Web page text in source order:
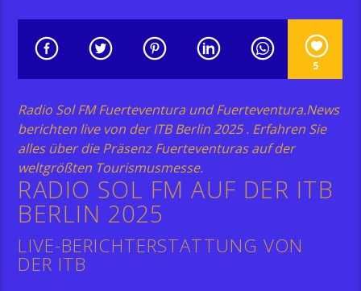
5
Radio Sol FM Fuerteventura und Fuerteventura.News
berichten live von der ITB Berlin 2025 . Erfahren Sie
alles über die Präsenz Fuerteventuras auf der
weltgrößten Tourismusmesse.
RADIO SOL FM AUF DER ITB
BERLIN 2025
LIVE-BERICHTERSTATTUNG VON
DER ITB